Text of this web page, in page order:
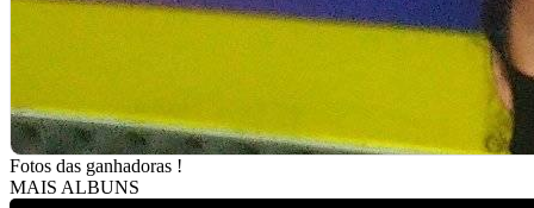
Fotos das ganhadoras !
MAIS ALBUNS